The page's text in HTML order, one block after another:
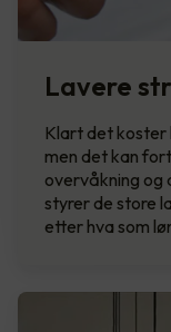
Lavere
Klart det koster
men det kan
overvåkning og
styrer de store
etter hva som